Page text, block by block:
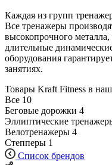
Каждая из групп
Все тренажеры
высокопрочного
длительные
оборудования
занятиях.
Товары Kraft Fitness в
Все 10
Беговые дорожки 4
Эллиптические
Велотренажеры 4
Степперы 1
Список брендов